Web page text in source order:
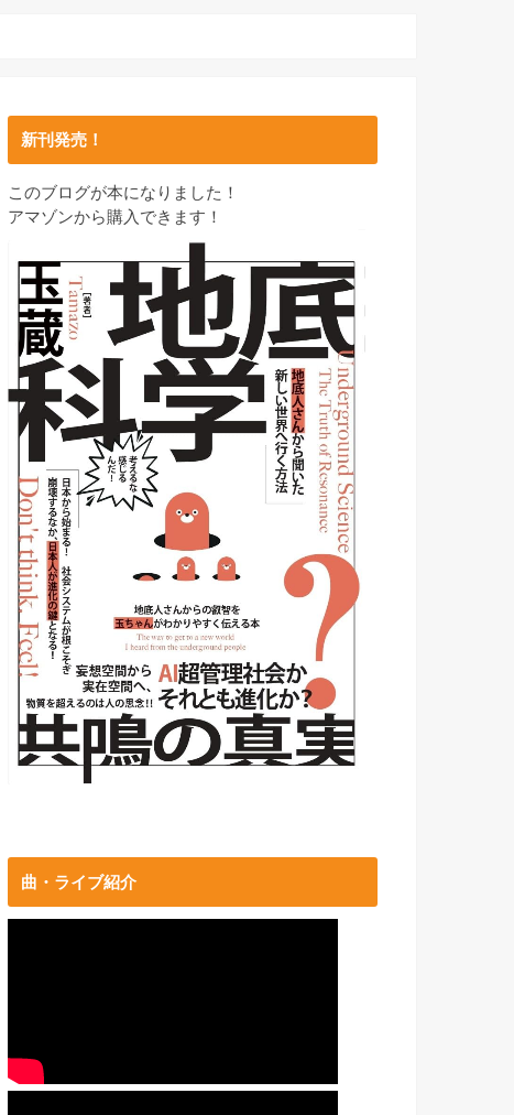
新刊発売！
このブログが本になりました！
アマゾンから購入できます！
曲・ライブ紹介